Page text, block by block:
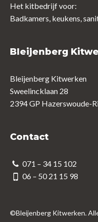
Het kitbedrijf voor:
Badkamers, keukens,
Bleijenberg
Bleijenberg Kitwerken
Sweelincklaan 28
2394 GP Hazerswoude-
Contact
071 – 34 15 102
06 – 50 21 15 98
©Bleijenberg Kitwerken.